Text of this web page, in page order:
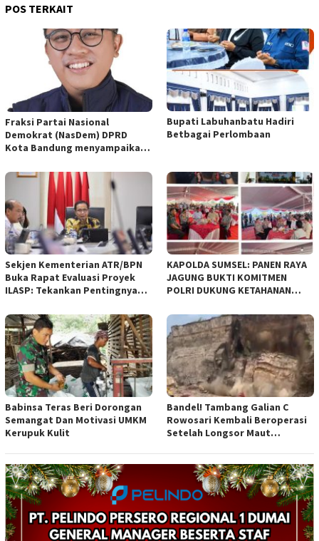
POS TERKAIT
Fraksi Partai Nasional
Demokrat (NasDem) DPRD
Kota Bandung menyampaikan
empat Rancangan Peraturan
Daerah (Raperda) yang
diajukan Pemerintah Kota
Bandung
Bupati Labuhanbatu Hadiri
Betbagai Perlombaan
Sekjen Kementerian ATR/BPN
Buka Rapat Evaluasi Proyek
ILASP: Tekankan Pentingnya
Anggaran
KAPOLDA SUMSEL: PANEN RAYA
JAGUNG BUKTI KOMITMEN
POLRI DUKUNG KETAHANAN
Babinsa Teras Beri Dorongan
Semangat Dan Motivasi UMKM
Kerupuk Kulit
Bandel! Tambang Galian C
Rowosari Kembali Beroperasi
Setelah Longsor Maut